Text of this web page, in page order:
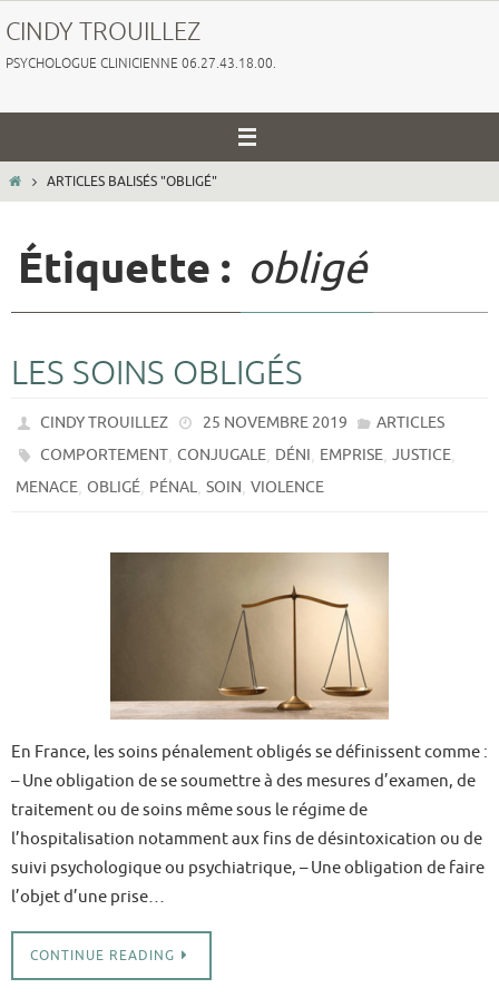
vers
le
CINDY TROUILLEZ
PSYCHOLOGUE CLINICIENNE 06.27.43.18.00.
HOMEARTICLES BALISÉS "OBLIGÉ"
Étiquette : obligé
LES SOINS OBLIGÉS
CINDY TROUILLEZ 25 NOVEMBRE 2019
ARTICLES
COMPORTEMENT,CONJUGALE, DÉNI, EMPRISE,JUSTICE,
MENACE, OBLIGÉ, PÉNAL, SOIN, VIOLENCE
En France, les soins pénalement obligés se définissent comme :
– Une obligation de se soumettre à des mesures d’examen, de
traitement ou de soins même sous le régime de
l’hospitalisation notamment aux fins de désintoxication ou de
suivi psychologique ou psychiatrique, – Une obligation de faire
l’objet d’une prise…
CONTINUE READING